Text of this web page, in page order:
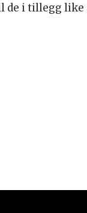
de i tillegg like